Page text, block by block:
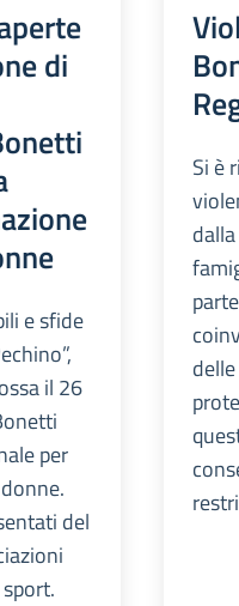
di
e sfide
il 26
per
del
Si è